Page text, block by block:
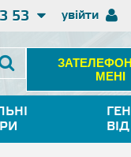
увійти
53
МЕНІ